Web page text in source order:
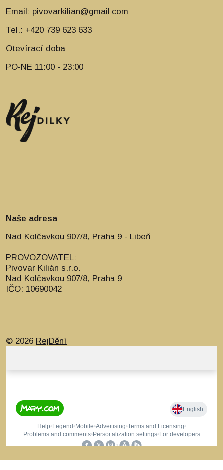
Email: pivovarkilian@gmail.com
Tel.: +420 739 623 633
Otevírací doba
PO-NE 11:00 - 23:00
Naše adresa
Nad Kolčavkou 907/8, Praha 9 - Libeň
PROVOZOVATEL:
Pivovar Kilián s.r.o.
Nad Kolčavkou 907/8, Praha 9
IČO: 10690042
© 2026 RejDění